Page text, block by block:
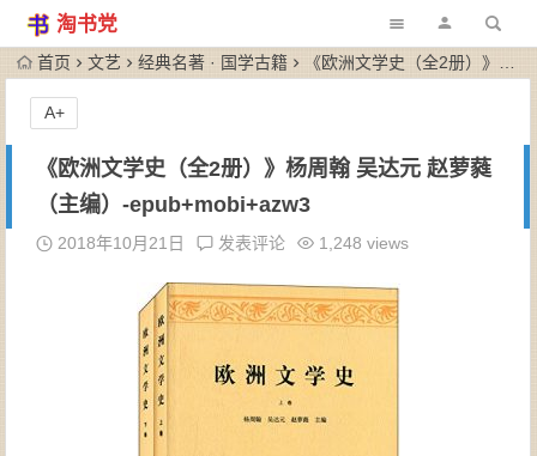
淘书党
首页 文艺 经典名著 · 国学古籍 《欧洲文学史（全2册）》杨周翰 吴达元 赵萝蕤（主编）-epub+mobi+azw3
《欧洲文学史（全2册）》杨周翰 吴达元 赵萝蕤
（主编）-epub+mobi+azw3
2018年10月21日 发表评论 1,248 views
A+